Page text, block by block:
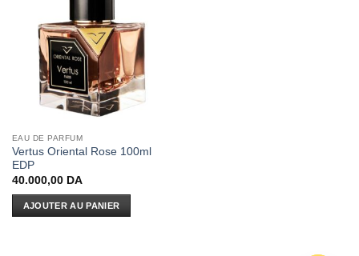
EAU DE PARFUM
Vertus Oriental Rose 100ml
EDP
40.000,00 DA
AJOUTER AU PANIER